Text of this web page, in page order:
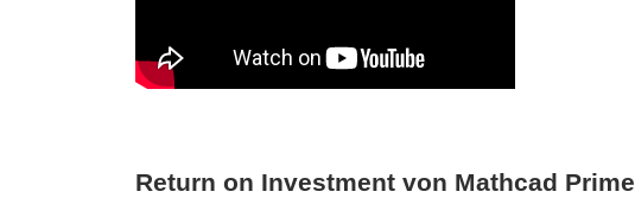
Return on Investment von Mathcad Prime